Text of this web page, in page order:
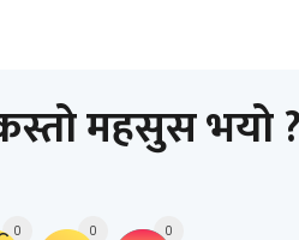
महसुस भयो ?
0 0 0